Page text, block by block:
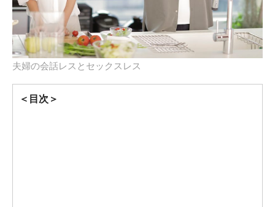
夫婦の会話レスとセックスレス
＜目次＞